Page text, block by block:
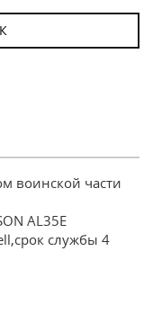
воинской части
AL35E
службы 4